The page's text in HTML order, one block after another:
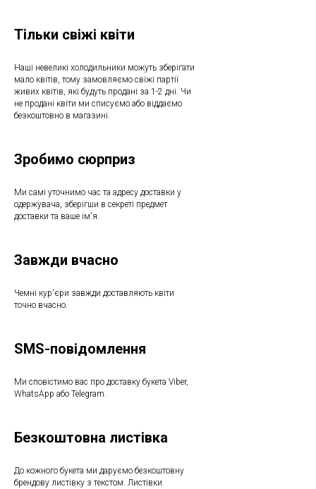
Тільки свіжі квіти
Наші невеликі холодильники можуть зберігати
мало квітів, тому замовляємо свіжі партії
живих квітів, які будуть продані за 1-2 дні. Чи
не продані квіти ми списуємо або віддаємо
безкоштовно в магазині.
Зробимо сюрприз
Ми самі уточнимо час та адресу доставки у
одержувача, зберігши в секреті предмет
доставки та ваше ім'я.
Завжди вчасно
Чемні кур'єри завжди доставляють квіти
точно вчасно.
SMS-повідомлення
Ми сповістимо вас про доставку букета Viber,
WhatsApp або Telegram.
Безкоштовна листівка
До кожного букета ми даруємо безкоштовну
брендову листівку з текстом. Листівки